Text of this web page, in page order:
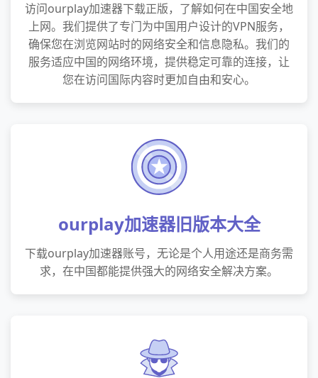
访问ourplay加速器下载正版，了解如何在中国安全地
上网。我们提供了专门为中国用户设计的VPN服务，
确保您在浏览网站时的网络安全和信息隐私。我们的
服务适应中国的网络环境，提供稳定可靠的连接，让
您在访问国际内容时更加自由和安心。
ourplay加速器旧版本大全
下载ourplay加速器账号，无论是个人用途还是商务需
求，在中国都能提供强大的网络安全解决方案。